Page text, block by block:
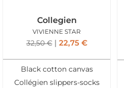
Collegien
VIVIENNE STAR
32,50€ 22,75 €
Black cotton canvas
Collégien slippers-socks